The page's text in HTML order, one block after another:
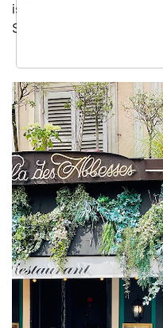
ist das bei Paris auch
Studio.)